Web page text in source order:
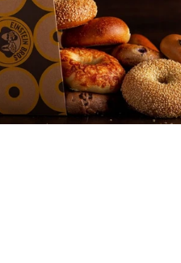
Woods-맛집/여행지
Calipatria-맛집/여행지